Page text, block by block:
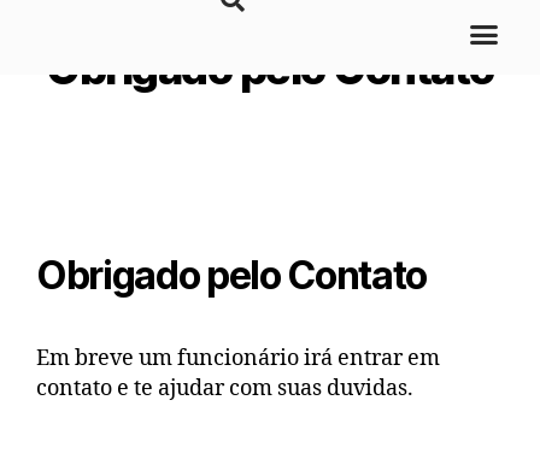
Obrigado pelo Contato
Obrigado pelo Contato
Em breve um funcionário irá entrar em
contato e te ajudar com suas duvidas.